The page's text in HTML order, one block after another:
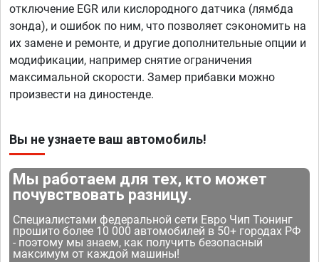
отключение EGR или кислородного датчика (лямбда
зонда), и ошибок по ним, что позволяет сэкономить на
их замене и ремонте, и другие дополнительные опции и
модификации, например снятие ограничения
максимальной скорости. Замер прибавки можно
произвести на диностенде.
Вы не узнаете ваш автомобиль!
Мы работаем для тех, кто может
почувствовать разницу.
Специалистами федеральной сети Евро Чип Тюнинг
прошито более 10 000 автомобилей в 50+ городах РФ
- поэтому мы знаем, как получить безопасный
максимум от каждой машины!